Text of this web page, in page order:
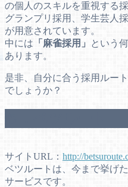
の個人のスキルを重視する
グランプリ採用、学生芸人
が用意されています。
中には 「麻雀採用」
という
あります。
是非、自分に合う採用ルー
でしょうか？
サイトURL： http://
ベツルートは、今まで挙げ
サービスです。